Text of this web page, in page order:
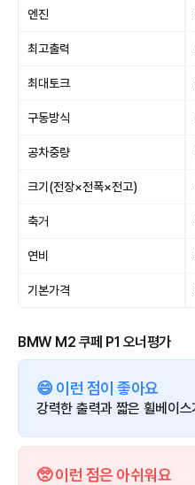
엔진
최고출력
최대토크
구동방식
공차중량
크기(전장×전폭×전고)
축거
연비
기본가격
BMW M2 쿠페 P1 오너평가
😄 이런 점이 좋아요
강력한 출력과 짧은 휠베이
🥺 이런 점은 아쉬워요